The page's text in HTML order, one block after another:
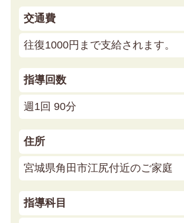
交通費
往復1000円まで支給されます。
指導回数
週1回 90分
住所
宮城県角田市江尻付近のご家庭
指導科目